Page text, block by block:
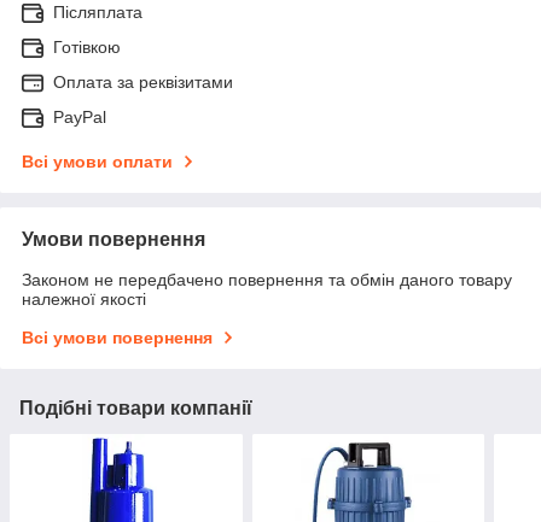
Післяплата
Готівкою
Оплата за реквізитами
PayPal
Всі умови оплати
Умови повернення
Законом не передбачено повернення та обмін даного товару
належної якості
Всі умови повернення
Подібні товари компанії